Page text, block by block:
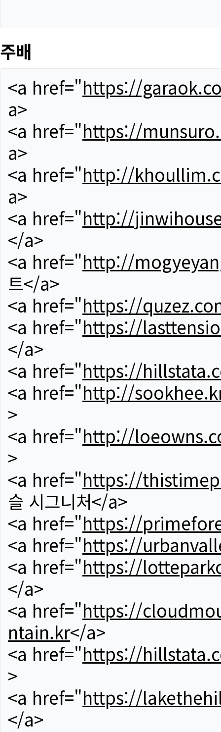
주배
<a href="https://
a>
<a href="https://
a>
<a href="http://
a>
<a href="http://
</a>
<a href="http://
트</a>
<a href="https://
<a href="https://
</a>
<a href="https://
<a href="http://
>
<a href="http://
>
<a href="https://
슬 시그니처</a>
<a href="https://
<a href="https://
<a href="https://
</a>
<a href="https://
ntain.kr</a>
<a href="https://
>
<a href="https://
</a>